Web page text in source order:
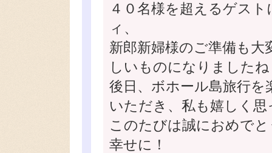
４０名様を超えるゲス
ィ、
新郎新婦様のご準備も
しいものになりました
後日、ボホール島旅行
いただき、私も嬉しく
このたびは誠におめで
幸せに！